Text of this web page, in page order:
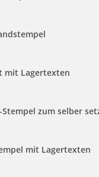
mit Lagertexten
zum selber
mit Lagertexten